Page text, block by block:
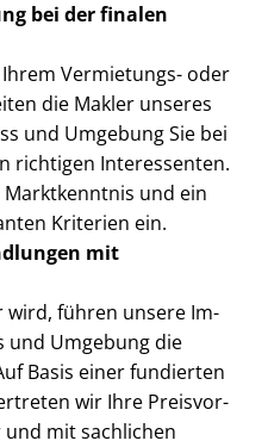
bei der finalen
Vermietungs- oder
die Makler unseres
und Umgebung Sie bei
richtigen Interessenten.
und ein
Kriterien ein.
mit
wird, führen unsere Im­
und Umgebung die
Basis einer fundierten
wir Ihre Preis­vor­
mit sachlichen